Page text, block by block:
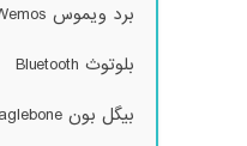
برد ویموس Wemos
بلوتوث Bluetooth
بیگل بون Beaglebone